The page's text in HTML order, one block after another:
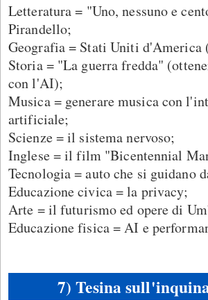
Letteratura = "Uno, nessuno e
Pirandello;
Geografia = Stati Uniti d'America
Storia = "La guerra fredda"
con l'AI);
Musica = generare musica con
artificiale;
Scienze = il sistema nervoso;
Inglese = il film "Bicentennial
Tecnologia = auto che si guidano
Educazione civica = la privacy;
Arte = il futurismo ed opere di
Educazione fisica = AI e
7) Tesina